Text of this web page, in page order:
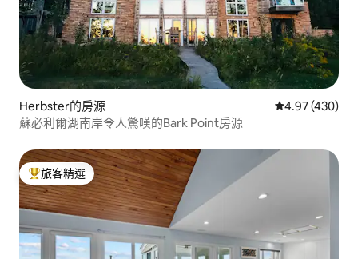
Herbster的房源 從 430 則評價
4.97 (430)
蘇必利爾湖南岸令人驚嘆的Bark Point房源
旅客精選榜首
旅客精選